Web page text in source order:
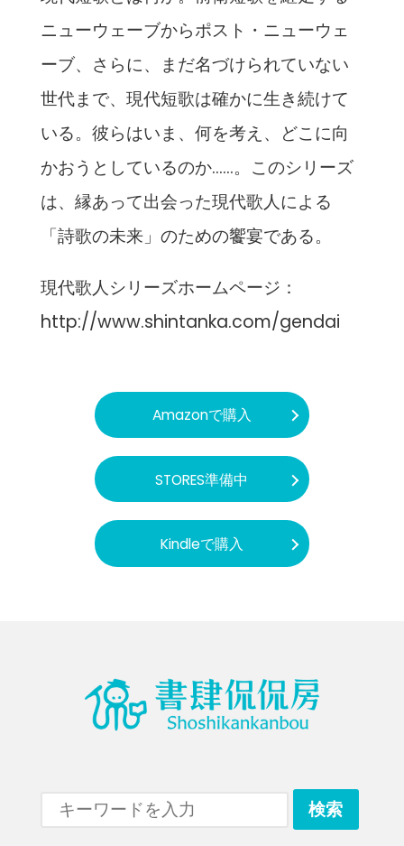
ニューウェーブからポスト・ニューウェ
ーブ、さらに、まだ名づけられていない
世代まで、現代短歌は確かに生き続けて
いる。彼らはいま、何を考え、どこに向
かおうとしているのか……。このシリーズ
は、縁あって出会った現代歌人による
「詩歌の未来」のための饗宴である。
現代歌人シリーズホームページ：
http://www.shintanka.com/gendai
Amazonで購入
STORES準備中
Kindleで購入